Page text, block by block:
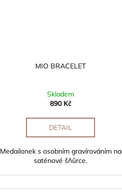
MIO BRACELET
Skladem
890 Kč
DETAIL
Medailonek s osobním gravírováním na
saténové šňůrce.